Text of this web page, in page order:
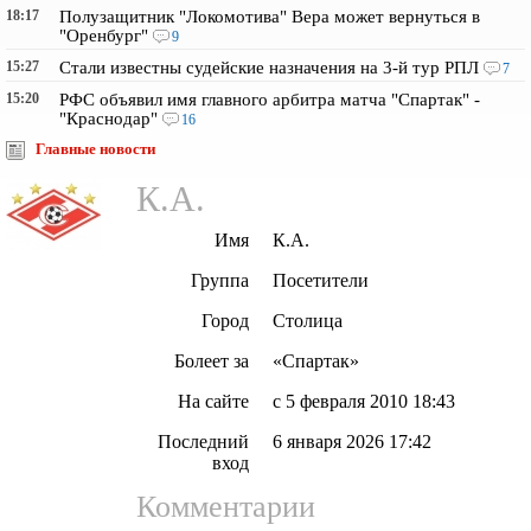
18:17
Полузащитник "Локомотива" Вера может вернуться в
"Оренбург"
9
15:27
Стали известны судейские назначения на 3-й тур РПЛ
7
15:20
РФС объявил имя главного арбитра матча "Спартак" -
"Краснодар"
16
Главные новости
К.А.
Имя
К.А.
Группа
Посетители
Город
Столица
Болеет за
«Спартак»
На сайте
с 5 февраля 2010 18:43
Последний
вход
6 января 2026 17:42
Комментарии